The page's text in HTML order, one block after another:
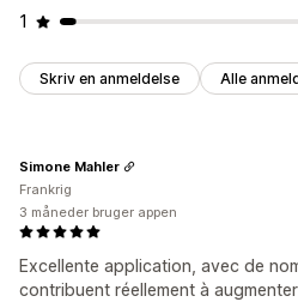
1
Skriv en anmeldelse Alle
Excellente application, avec de
contribuent réellement à
Simone Mahler
Frankrig
3 måneder bruger appen